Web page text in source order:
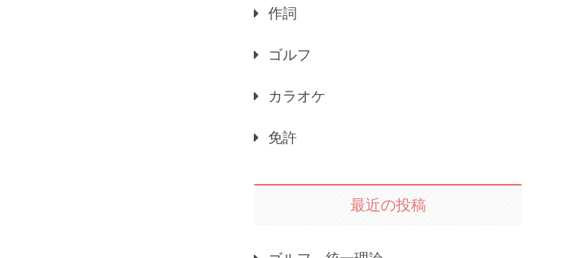
作詞
ゴルフ
カラオケ
免許
最近の投稿